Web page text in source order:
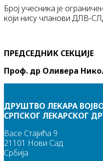
Број учесника је
који нису чланови ДЛВ-
ПРЕДСЕДНИК СЕКЦИЈЕ
Проф. др Оливера
ДРУШТВО ЛЕКАРА
СРПСКОГ ЛЕКАРСКОГ
Васе Стајића 9
21101 Нови Сад
Србија